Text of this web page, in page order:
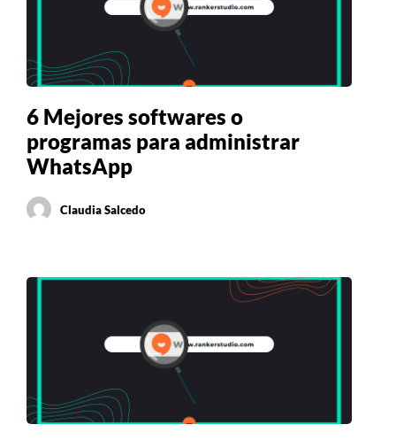
6 Mejores softwares o
programas para administrar
WhatsApp
Claudia Salcedo